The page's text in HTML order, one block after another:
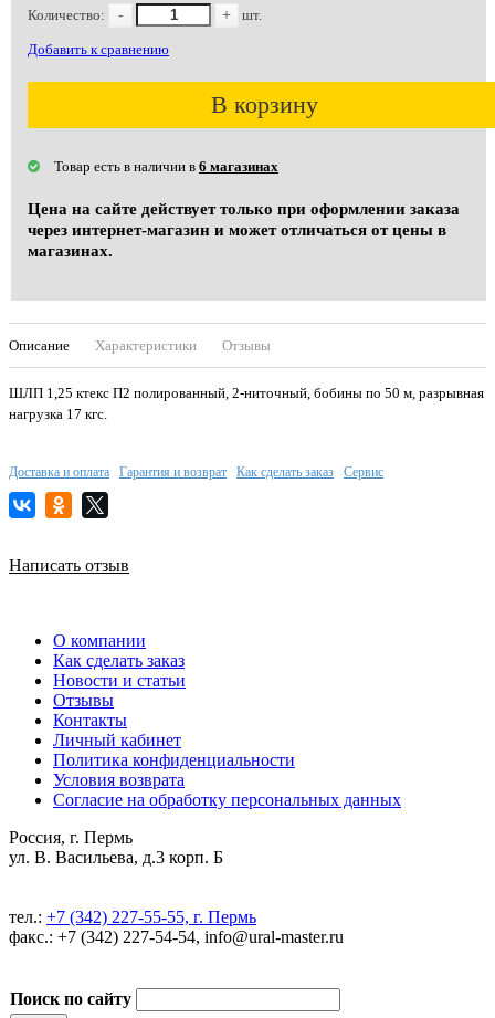
Количество: - + шт.
Добавить к сравнению
В корзину
Товар есть в наличии в 6 магазинах
Цена на сайте действует только при оформлении заказа
через интернет-магазин и может отличаться от цены в
магазинах.
Описание Характеристики Отзывы
ШЛП 1,25 ктекс П2 полированный, 2-ниточный, бобины по 50 м, разрывная
нагрузка 17 кгс.
Доставка и оплата Гарантия и возврат Как сделать заказ Сервис
Написать отзыв
О компании
Как сделать заказ
Новости и статьи
Отзывы
Контакты
Личный кабинет
Политика конфиденциальности
Условия возврата
Согласие на обработку персональных данных
Россия, г. Пермь
ул. В. Васильева, д.3 корп. Б
тел.: +7 (342) 227-55-55, г. Пермь
факс.: +7 (342) 227-54-54, info@ural-master.ru
Поиск по сайту